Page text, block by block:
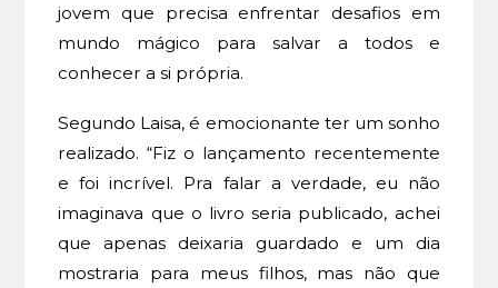
jovem que precisa enfrentar desafios em
mundo mágico para salvar a todos e
conhecer a si própria.
Segundo Laisa, é emocionante ter um sonho
realizado. “Fiz o lançamento recentemente
e foi incrível. Pra falar a verdade, eu não
imaginava que o livro seria publicado, achei
que apenas deixaria guardado e um dia
mostraria para meus filhos, mas não que